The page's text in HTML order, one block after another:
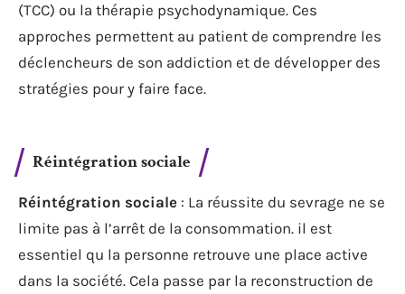
(TCC) ou la thérapie psychodynamique. Ces
approches permettent au patient de comprendre les
déclencheurs de son addiction et de développer des
stratégies pour y faire face.
Réintégration sociale
Réintégration sociale : La réussite du sevrage ne se
limite pas à l’arrêt de la consommation. il est
essentiel qu la personne retrouve une place active
dans la société. Cela passe par la reconstruction de